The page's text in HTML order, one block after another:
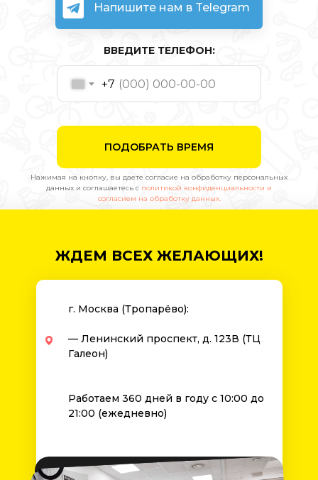
Нажимая на кнопку, вы даете согласие на обработку персональных
данных и соглашаетесь c политикой конфиденциальности и
согласием на обработку данных.
ВВЕДИТЕ ТЕЛЕФОН:
+7
ПОДОБРАТЬ ВРЕМЯ
Напишите нам в Telegram
ЖДЕМ ВСЕХ ЖЕЛАЮЩИХ!
г. Москва (Тропарёво):
— Ленинский проспект, д. 123В (ТЦ
Галеон)
Работаем 360 дней в году с 10:00 до
21:00 (ежедневно)